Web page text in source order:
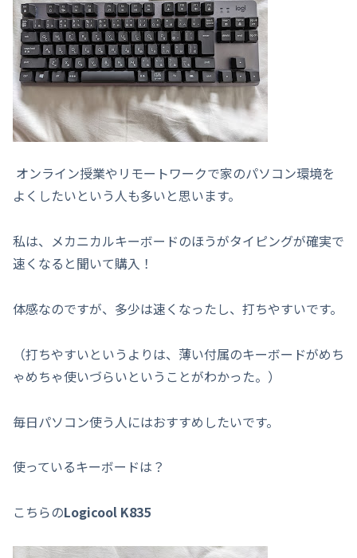
オンライン授業やリモートワークで家のパソコン環境を
よくしたいという人も多いと思います。
私は、メカニカルキーボードのほうがタイピングが確実で
速くなると聞いて購入！
体感なのですが、多少は速くなったし、打ちやすいです。
（打ちやすいというよりは、薄い付属のキーボードがめち
ゃめちゃ使いづらいということがわかった。）
毎日パソコン使う人にはおすすめしたいです。
使っているキーボードは？
こちらのLogicool K835